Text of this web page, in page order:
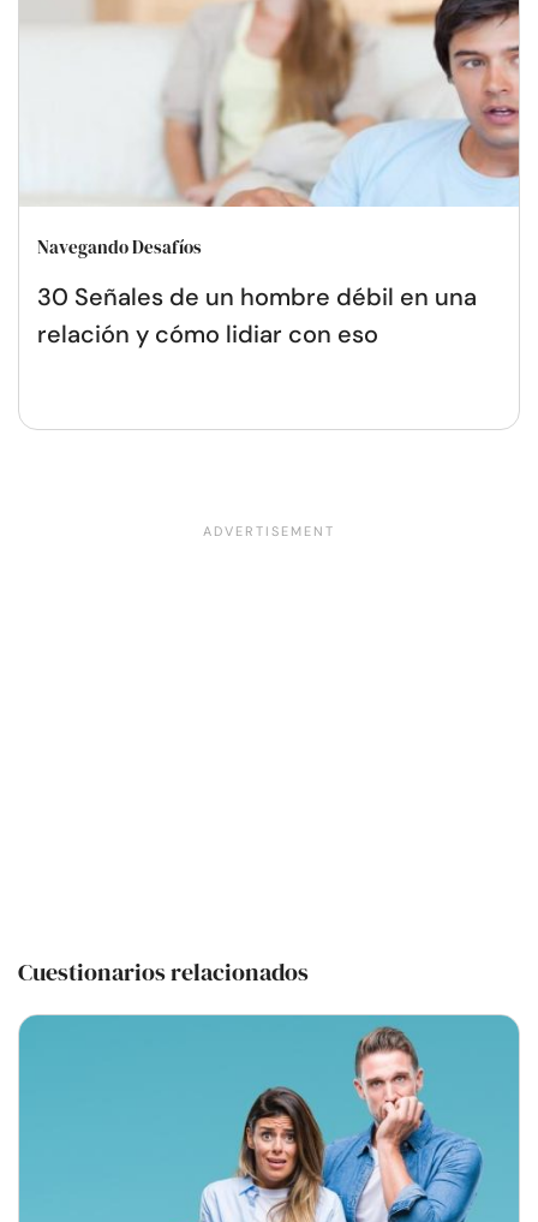
Navegando Desafíos
30 Señales de un hombre débil en una
relación y cómo lidiar con eso
Cuestionarios relacionados